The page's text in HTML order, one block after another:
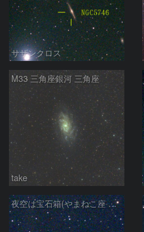
サザンクロス
M33 三角座銀河 三角座
take
夜空は宝石箱(やまねこ座 NGC2683) Seestar50